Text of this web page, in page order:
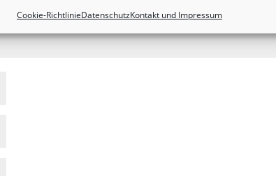
Cookie-RichtlinieDatenschutzKontakt und Impressum